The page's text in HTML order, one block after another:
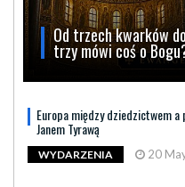
Od trzech kwarków
trzy mówi coś o
Europa między dziedzictwem
Janem Tyrawą
WYDARZENIA 20